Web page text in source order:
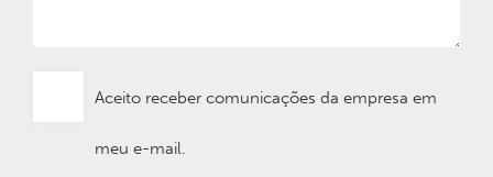
Aceito receber comunicações da empresa em
meu e-mail.